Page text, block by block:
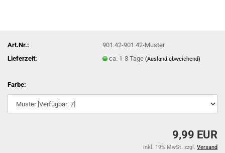
Art.Nr.:
901.42-901.42-Muster
Lieferzeit:
ca. 1-3 Tage(Ausland abweichend)
Farbe:
9,99 EUR
inkl. 19% MwSt. zzgl. Versand